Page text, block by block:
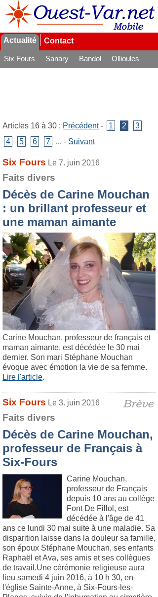
Actualité Contact
Six Fours Sanary Bandol
Ollioules
Articles 16 à 30 : Précédent- 1 2
3
4
5 6 7 ... - Suivant
Six Fours Le 7. juin 2016
Faits divers
Décès de Carine Mouchan
: un brillant professeur et
une maman aimante
Carine Mouchan, professeur de français et
maman aimante, est décédée le 30 mai
dernier. Son mari Stéphane Mouchan
évoque avec émotion la vie de sa femme.
Lire l'article.
Six Fours Le 3. juin 2016
Faits divers
Décès de Carine Mouchan,
professeur de Français à
Six-Fours
Carine Mouchan,
professeur de Français
depuis 10 ans au collège
Font De Fillol, est
décédée à l'âge de 41
ans ce lundi 30 mai suite à une maladie. Sa
disparition laisse dans la douleur sa famille,
son époux Stéphane Mouchan, ses enfants
Raphaël et Ava, ses amis et ses collègues
de travail.Une cérémonie religieuse aura
lieu samedi 4 juin 2016, à 10 h 30, en
l'église Sainte-Anne, à Six-Fours-les-